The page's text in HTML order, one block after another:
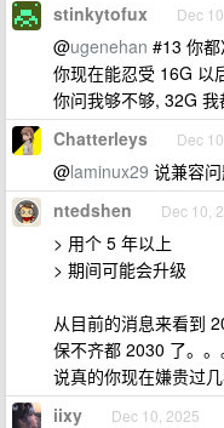
stinkytofux Dec
@ugenehan #13 你
你现在能忍受 16G 以
你问我够不够, 32G
Chatterleys Dec
@laminux29 说兼容
ntedshen Dec 10,
> 用个 5 年以上
> 期间可能会升级
从目前的消息来看到
保不齐都 2030 了。。
说真的你现在嫌贵过
iixy Dec 10, 2025